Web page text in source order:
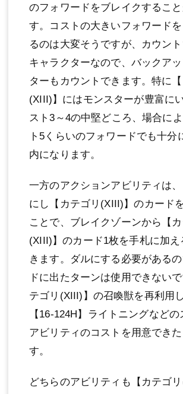
のフォワードをブレイクすること
す。コストの大きいフォワード
るのは大変そうですが、カウン
キャラクターなので、バックア
ターもカウントできます。特に
(XIII)】にはモンスターが豊富に
スト3～4の中堅どころ、場合に
ト5くらいのフォワードでも十分
内になります。
一方のアクションアビリティは
にし【カテゴリ(XIII)】のカード
ことで、ブレイクゾーンから【カ
(XIII)】のカード1枚を手札に加
きます。ダルにする必要がある
ドに出たターンは使用できない
テゴリ(XIII)】の召喚獣を再利用し
【16-124H】ライトニングなど
アビリティのコストを用意できた
す。
どちらのアビリティも【カテゴ